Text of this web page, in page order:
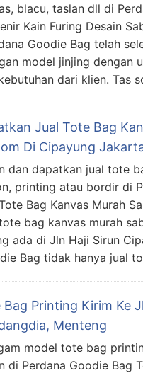
blacu, taslan dll di
Kain Furing Desain
Goodie Bag telah
model jinjing dengan
dari klien. Tas
Jual Tote Bag
Di Cipayung
dan dapatkan jual tote
printing atau bordir di
Bag Kanvas Murah
bag kanvas murah
ada di Jln Haji Sirun
Bag tidak hanya jual
Bag Printing Kirim Ke
Menteng
model tote bag
di Perdana Goodie Bag